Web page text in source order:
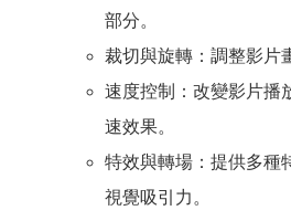
部分。
裁切與旋轉：調整影片
速度控制：改變影片播
速效果。
特效與轉場：提供多種
視覺吸引力。